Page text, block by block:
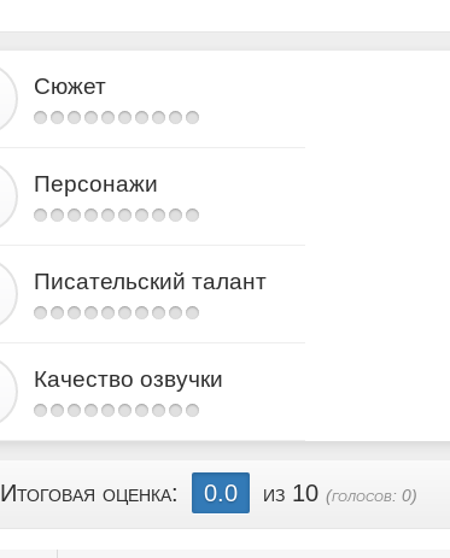
Сюжет
Персонажи
Писательский талант
Качество озвучки
Итоговая оценка: 0.0 из 10 (голосов: 0)